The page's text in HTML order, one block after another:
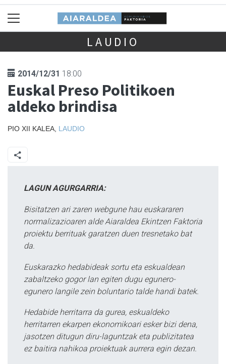
LAUDIO
2014/12/31 18:00
Euskal Preso Politikoen
aldeko brindisa
PIO XII KALEA, LAUDIO
LAGUN AGURGARRIA:
Bisitatzen ari zaren webgune hau euskararen
normalizazioaren alde Aiaraldea Ekintzen Faktoria
proiektu berrituak garatzen duen tresnetako bat
da.
Euskarazko hedabideak sortu eta eskualdean
zabaltzeko gogor lan egiten dugu egunero-
egunero langile zein boluntario talde handi batek.
Hedabide herritarra da gurea, eskualdeko
herritarren ekarpen ekonomikoari esker bizi dena,
jasotzen ditugun diru-laguntzak eta publizitatea
ez baitira nahikoa proiektuak aurrera egin dezan.